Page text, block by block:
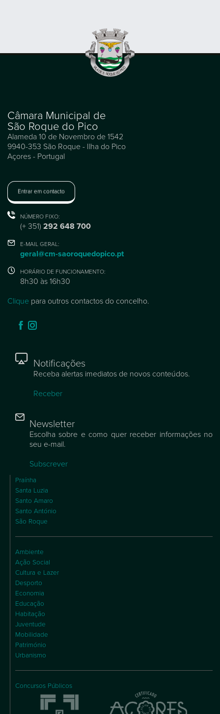
Câmara Municipal de
São Roque do Pico
Alameda 10 de Novembro de 1542
9940-353 São Roque - Ilha do Pico
Açores - Portugal
Entrar em contacto
NÚMERO FIXO:
(+ 351) 292 648 700
E-MAIL GERAL:
geral@cm-saoroquedopico.pt
HORÁRIO DE FUNCIONAMENTO:
8h30 às 16h30
Clique para outros contactos do concelho.
Notificações
Receba alertas imediatos de novos conteúdos.
Receber
Newsletter
Escolha sobre e como quer receber informações no
seu e-mail.
Subscrever
Praínha
Santa Luzia
Santo Amaro
Santo António
São Roque
Ambiente
Ação Social
Cultura e Lazer
Desporto
Economia
Educação
Habitação
Juventude
Mobilidade
Património
Urbanismo
Concursos Públicos